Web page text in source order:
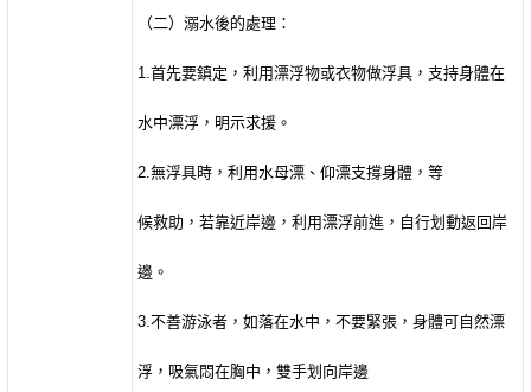
（二）溺水後的處理：
1.首先要鎮定，利用漂浮物或衣物做浮具，支持身體在
水中漂浮，明示求援。
2.無浮具時，利用水母漂、仰漂支撐身體，等
候救助，若靠近岸邊，利用漂浮前進，自行划動返回岸
邊。
3.不善游泳者，如落在水中，不要緊張，身體可自然漂
浮，吸氣悶在胸中，雙手划向岸邊